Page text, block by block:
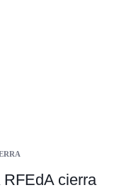
cierra